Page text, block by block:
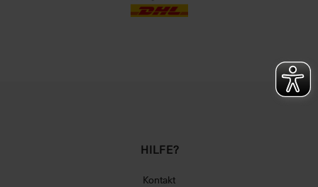
HILFE?
Kontakt